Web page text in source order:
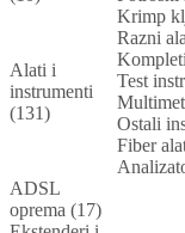
Alati i
instrumenti
(131)
Krimp
Razni
Test
Ostali
Fiber
ADSL
oprema (17)